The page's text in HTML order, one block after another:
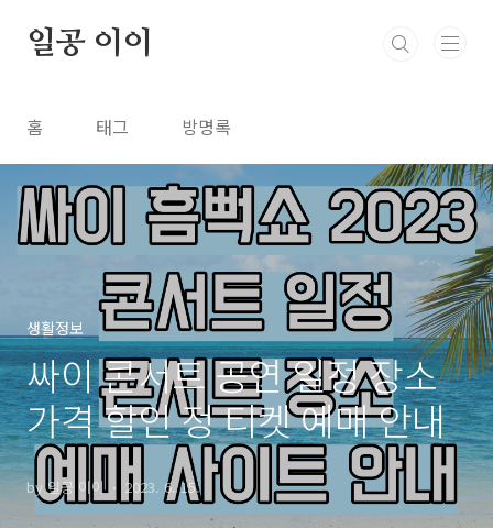
일공 이이
홈 태그 방명록
생활정보
싸이 콘서트 공연 일정 장소
가격 할인 정 티켓 예매 안내
by 일공 이이 2023. 6. 15.